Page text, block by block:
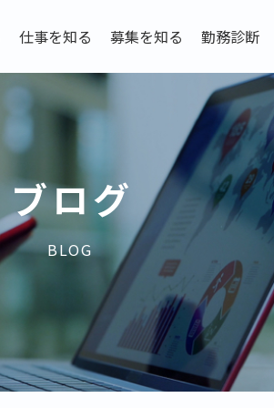
仕事を知る 募集を知る 勤務診断
ブログ
BLOG